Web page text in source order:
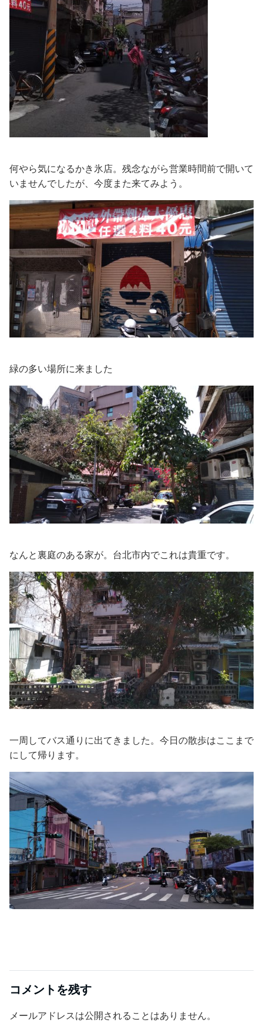
何やら気になるかき氷店。残念ながら営業時間前で開いて
いませんでしたが、今度また来てみよう。
緑の多い場所に来ました
なんと裏庭のある家が。台北市内でこれは貴重です。
一周してバス通りに出てきました。今日の散歩はここまで
にして帰ります。
コメントを残す
メールアドレスは公開されることはありません。